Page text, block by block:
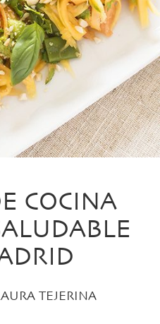
COCINA
TEJERINA